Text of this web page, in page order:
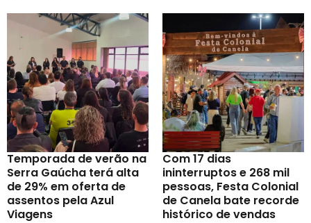
Temporada de verão na
Serra Gaúcha terá alta
de 29% em oferta de
assentos pela Azul
Viagens
Com 17 dias
ininterruptos e 268 mil
pessoas, Festa Colonial
de Canela bate recorde
histórico de vendas